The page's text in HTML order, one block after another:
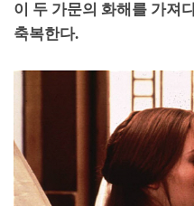
이 두 가문의 화해를 가져
축복한다.